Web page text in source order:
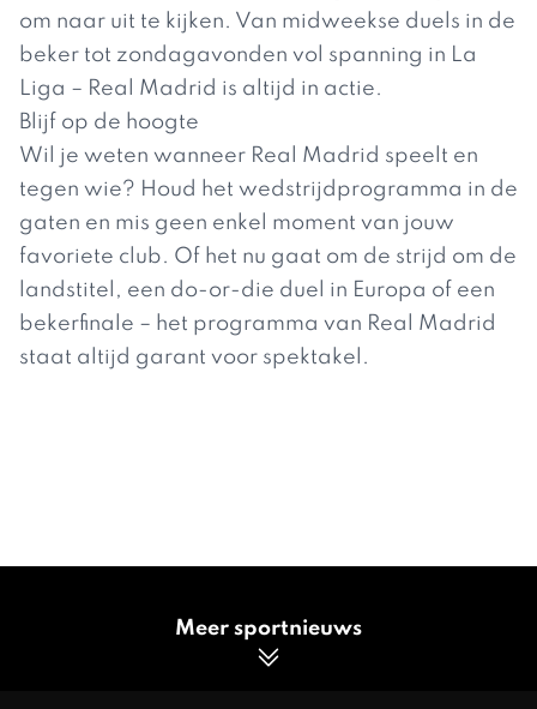
om naar uit te kijken. Van midweekse duels in de
beker tot zondagavonden vol spanning in La
Liga – Real Madrid is altijd in actie.
Blijf op de hoogte
Wil je weten wanneer Real Madrid speelt en
tegen wie? Houd het wedstrijdprogramma in de
gaten en mis geen enkel moment van jouw
favoriete club. Of het nu gaat om de strijd om de
landstitel, een do-or-die duel in Europa of een
bekerfinale – het programma van Real Madrid
staat altijd garant voor spektakel.
Meer sportnieuws